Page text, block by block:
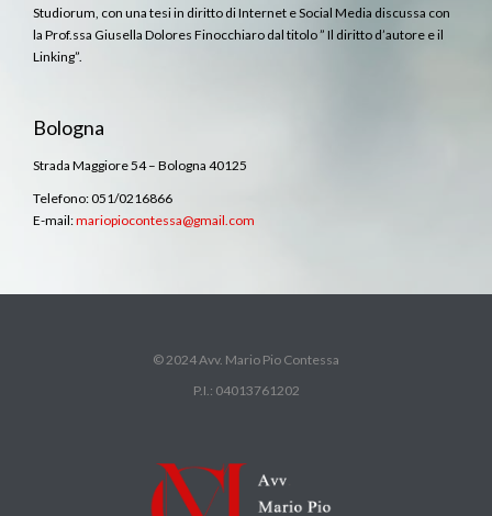
Studiorum, con una tesi in diritto di Internet e Social Media discussa con
la Prof.ssa Giusella Dolores Finocchiaro dal titolo ” Il diritto d’autore e il
Linking”.
Bologna
Strada Maggiore 54 – Bologna 40125
Telefono: 051/0216866
E-mail:mariopiocontessa@gmail.com
© 2024 Avv. Mario Pio Contessa
P.I.: 04013761202